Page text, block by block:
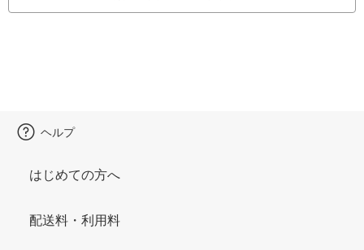
ヘルプ
はじめての方へ
配送料・利用料